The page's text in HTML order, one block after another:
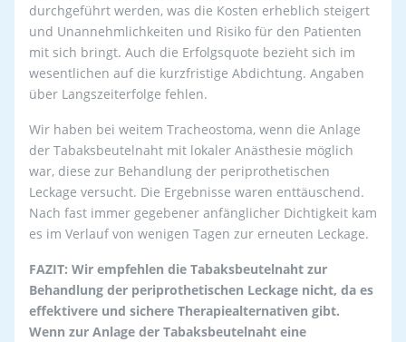
durchgeführt werden, was die Kosten erheblich steigert
und Unannehmlichkeiten und Risiko für den Patienten
mit sich bringt. Auch die Erfolgsquote bezieht sich im
wesentlichen auf die kurzfristige Abdichtung. Angaben
über Langszeiterfolge fehlen.
Wir haben bei weitem Tracheostoma, wenn die Anlage
der Tabaksbeutelnaht mit lokaler Anästhesie möglich
war, diese zur Behandlung der periprothetischen
Leckage versucht. Die Ergebnisse waren enttäuschend.
Nach fast immer gegebener anfänglicher Dichtigkeit kam
es im Verlauf von wenigen Tagen zur erneuten Leckage.
FAZIT: Wir empfehlen die Tabaksbeutelnaht zur
Behandlung der periprothetischen Leckage nicht, da es
effektivere und sichere Therapiealternativen gibt.
Wenn zur Anlage der Tabaksbeutelnaht eine